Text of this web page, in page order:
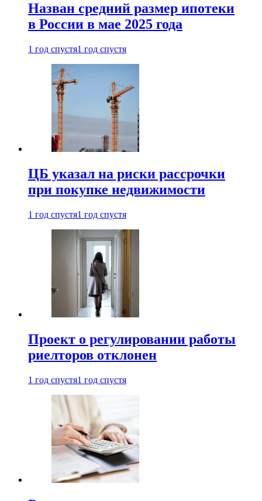
Назван средний размер ипотеки
в России в мае 2025 года
1 год спустя1 год спустя
ЦБ указал на риски рассрочки
при покупке недвижимости
1 год спустя1 год спустя
Проект о регулировании работы
риелторов отклонен
1 год спустя1 год спустя